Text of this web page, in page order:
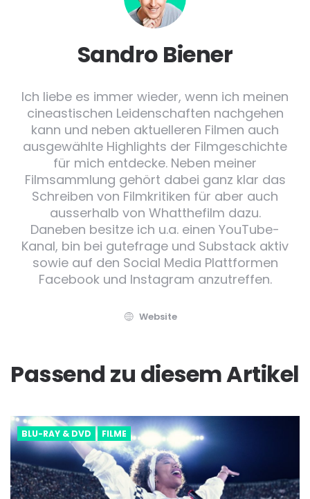
Sandro Biener
Ich liebe es immer wieder, wenn ich meinen
cineastischen Leidenschaften nachgehen
kann und neben aktuelleren Filmen auch
ausgewählte Highlights der Filmgeschichte
für mich entdecke. Neben meiner
Filmsammlung gehört dabei ganz klar das
Schreiben von Filmkritiken für aber auch
ausserhalb von Whatthefilm dazu.
Daneben besitze ich u.a. einen YouTube-
Kanal, bin bei gutefrage und Substack aktiv
sowie auf den Social Media Plattformen
Facebook und Instagram anzutreffen.
Website
Passend zu diesem Artikel
BLU-RAY & DVD FILME